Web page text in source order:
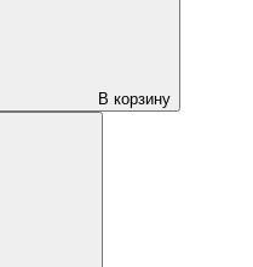
В корзину